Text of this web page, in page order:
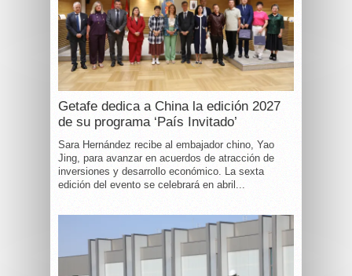
Getafe dedica a China la edición 2027
de su programa ‘País Invitado’
Sara Hernández recibe al embajador chino, Yao
Jing, para avanzar en acuerdos de atracción de
inversiones y desarrollo económico. La sexta
edición del evento se celebrará en abril...